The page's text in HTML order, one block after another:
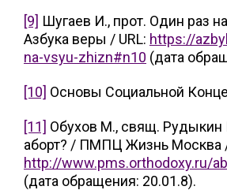
[9] Шугаев И., прот. Один раз
Азбука веры / URL: https://
na-vsyu-zhizn#n10 (дата
[10] Основы Социальной
[11] Обухов М., свящ. Рудыкин
аборт? / ПМПЦ Жизнь Москва /
http://www.pms.orthodoxy.ru/
(дата обращения: 20.01.8).